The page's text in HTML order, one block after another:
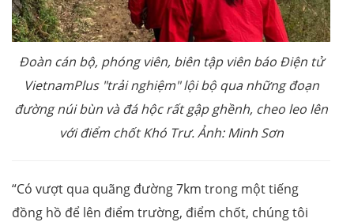
Đoàn cán bộ, phóng viên, biên tập viên báo Điện tử
VietnamPlus "trải nghiệm" lội bộ qua những đoạn
đường núi bùn và đá hộc rất gập ghềnh, cheo leo lên
với điểm chốt Khó Trư. Ảnh: Minh Sơn
“Có vượt qua quãng đường 7km trong một tiếng
đồng hồ để lên điểm trường, điểm chốt, chúng tôi